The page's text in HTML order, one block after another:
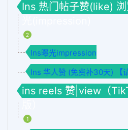
Ins 热门帖子赞(like)
2
Ins曝光impression
Ins 华人赞 (免费补30天) 【
ins reels 赞|view（
1